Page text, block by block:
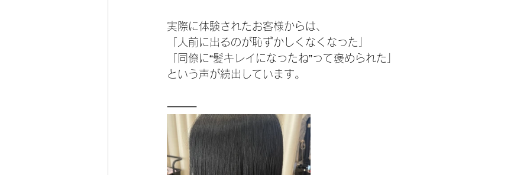
実際に体験されたお客様からは、
「人前に出るのが恥ずかしくなくなった」
「同僚に“髪キレイになったね”って褒められた」
という声が続出しています。
⸻